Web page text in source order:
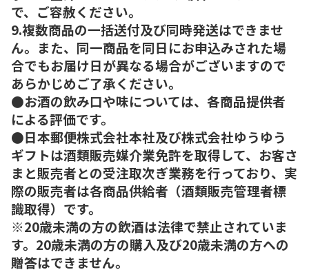
で、ご容赦ください。
9.複数商品の一括送付及び同時発送はできませ
ん。また、同一商品を同日にお申込みされた場
合でもお届け日が異なる場合がございますので
あらかじめご了承ください。
●お酒の飲み口や味については、各商品提供者
による評価です。
●日本郵便株式会社本社及び株式会社ゆうゆう
ギフトは酒類販売媒介業免許を取得して、お客さ
まと販売者との受注取次ぎ業務を行っており、実
際の販売者は各商品供給者（酒類販売管理者標
識取得）です。
※20歳未満の方の飲酒は法律で禁止されていま
す。20歳未満の方の購入及び20歳未満の方への
贈答はできません。